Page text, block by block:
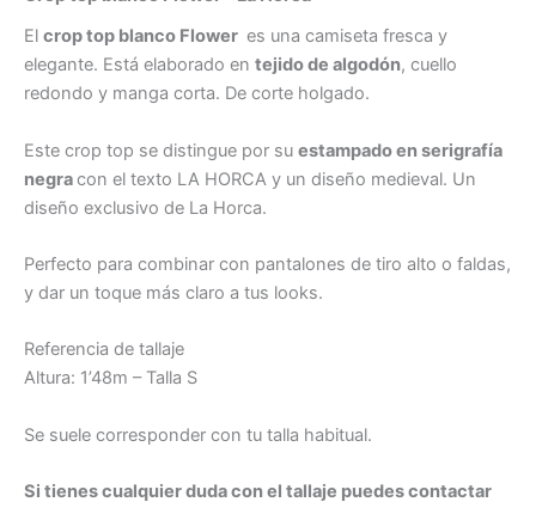
El crop top blanco Flower es una camiseta fresca y
elegante. Está elaborado en tejido de algodón, cuello
redondo y manga corta. De corte holgado.
Este crop top se distingue por su estampado en serigrafía
negracon el texto LA HORCA y un diseño medieval. Un
diseño exclusivo de La Horca.
Perfecto para combinar con pantalones de tiro alto o faldas,
y dar un toque más claro a tus looks.
Referencia de tallaje
Altura: 1’48m – Talla S
Se suele corresponder con tu talla habitual.
Si tienes cualquier duda con el tallaje puedes contactar